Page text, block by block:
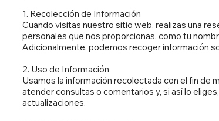
1. Recolección de Información
Cuando visitas nuestro sitio web, realizas una
personales que nos proporcionas, como tu
Adicionalmente, podemos recoger información
2. Uso de Información
Usamos la información recolectada con el fin de
atender consultas o comentarios y, si así lo
actualizaciones.